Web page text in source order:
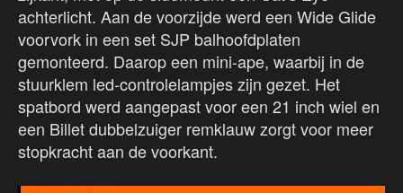
achterlicht. Aan de voorzijde werd een Wide Glide
voorvork in een set SJP balhoofdplaten
gemonteerd. Daarop een mini-ape, waarbij in de
stuurklem led-controlelampjes zijn gezet. Het
spatbord werd aangepast voor een 21 inch wiel en
een Billet dubbelzuiger remklauw zorgt voor meer
stopkracht aan de voorkant.